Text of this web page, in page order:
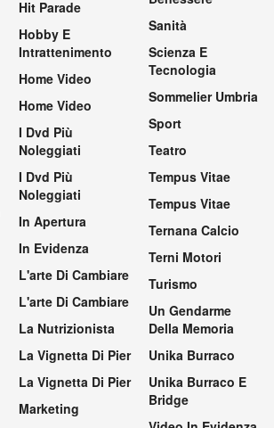
Hit Parade
Hobby E
Intrattenimento
Home Video
Home Video
I Dvd Più
Noleggiati
I Dvd Più
Noleggiati
In Apertura
In Evidenza
L'arte Di Cambiare
L'arte Di Cambiare
La Nutrizionista
La Vignetta Di Pier
La Vignetta Di Pier
Marketing
Sanità
Scienza E
Tecnologia
Sommelier Umbria
Sport
Teatro
Tempus Vitae
Tempus Vitae
Ternana Calcio
Terni Motori
Turismo
Un Gendarme
Della Memoria
Unika Burraco
Unika Burraco E
Bridge